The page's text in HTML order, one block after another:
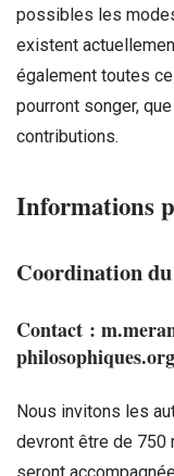
possibles les
existent
également toutes
pourront songer,
contributions.
Informations
Coordination
Contact :
Nous invitons les
devront être de 750
seront